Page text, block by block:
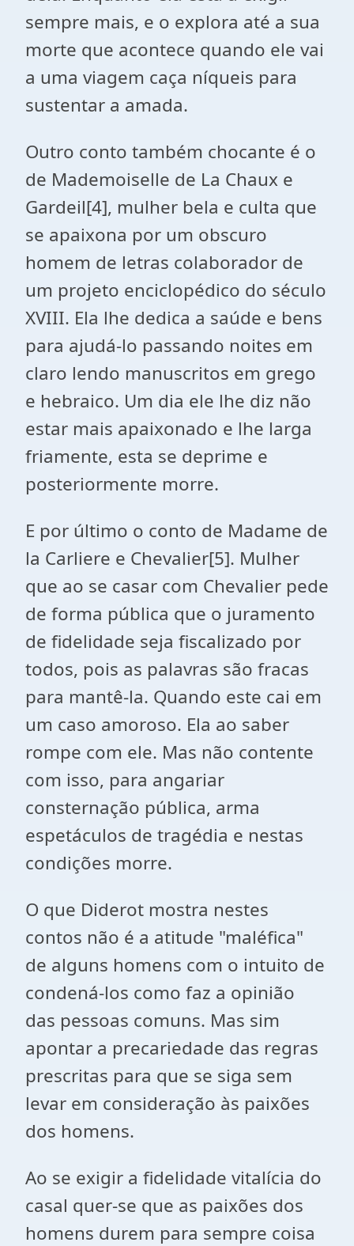
sempre mais, e o explora até a sua
morte que acontece quando ele vai
a uma viagem caça níqueis para
sustentar a amada.
Outro conto também chocante é o
de Mademoiselle de La Chaux e
Gardeil[4], mulher bela e culta que
se apaixona por um obscuro
homem de letras colaborador de
um projeto enciclopédico do século
XVIII. Ela lhe dedica a saúde e bens
para ajudá-lo passando noites em
claro lendo manuscritos em grego
e hebraico. Um dia ele lhe diz não
estar mais apaixonado e lhe larga
friamente, esta se deprime e
posteriormente morre.
E por último o conto de Madame de
la Carliere e Chevalier[5]. Mulher
que ao se casar com Chevalier pede
de forma pública que o juramento
de fidelidade seja fiscalizado por
todos, pois as palavras são fracas
para mantê-la. Quando este cai em
um caso amoroso. Ela ao saber
rompe com ele. Mas não contente
com isso, para angariar
consternação pública, arma
espetáculos de tragédia e nestas
condições morre.
O que Diderot mostra nestes
contos não é a atitude "maléfica"
de alguns homens com o intuito de
condená-los como faz a opinião
das pessoas comuns. Mas sim
apontar a precariedade das regras
prescritas para que se siga sem
levar em consideração às paixões
dos homens.
Ao se exigir a fidelidade vitalícia do
casal quer-se que as paixões dos
homens durem para sempre coisa